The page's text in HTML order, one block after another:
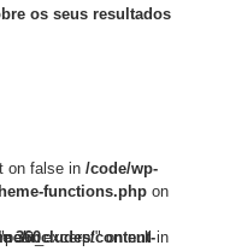
os seus resultados
on false in /code/wp-
functions.php on
on false in
theme-functions.php
on null in
360